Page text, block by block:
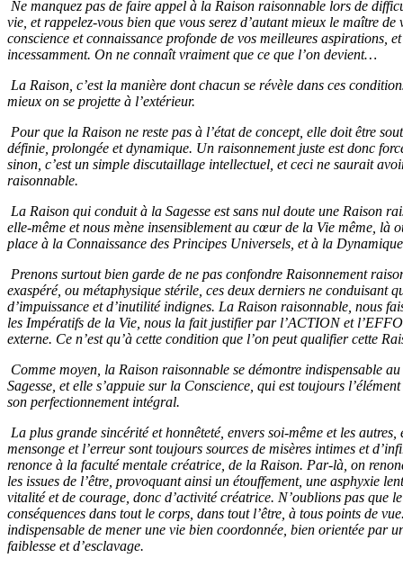
Ne manquez pas de faire appel à la Raison raisonnable lors de
vie, et rappelez-vous bien que vous serez d’autant mieux le maître de
conscience et connaissance profonde de vos meilleures aspirations,
incessamment. On ne connaît vraiment que ce que l’on devient…
La Raison, c’est la manière dont chacun se révèle dans ces
mieux on se projette à l’extérieur.
Pour que la Raison ne reste pas à l’état de concept, elle doit être
définie, prolongée et dynamique. Un raisonnement juste est donc
sinon, c’est un simple discutaillage intellectuel, et ceci ne saurait
raisonnable.
La Raison qui conduit à la Sagesse est sans nul doute une Raison
elle-même et nous mène insensiblement au cœur de la Vie même, là
place à la Connaissance des Principes Universels, et à la
Prenons surtout bien garde de ne pas confondre Raisonnement
exaspéré, ou métaphysique stérile, ces deux derniers ne conduisant
d’impuissance et d’inutilité indignes. La Raison raisonnable, nous
les Impératifs de la Vie, nous la fait justifier par l’ACTION et
externe. Ce n’est qu’à cette condition que l’on peut qualifier cette
Comme moyen, la Raison raisonnable se démontre indispensable
Sagesse, et elle s’appuie sur la Conscience, qui est toujours
son perfectionnement intégral.
La plus grande sincérité et honnêteté, envers soi-même et les
mensonge et l’erreur sont toujours sources de misères intimes et
renonce à la faculté mentale créatrice, de la Raison. Par-là, on
les issues de l’être, provoquant ainsi un étouffement, une asphyxie
vitalité et de courage, donc d’activité créatrice. N’oublions pas que
conséquences dans tout le corps, dans tout l’être, à tous points de
indispensable de mener une vie bien coordonnée, bien orientée par
faiblesse et d’esclavage.